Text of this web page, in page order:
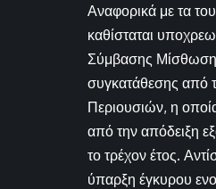
Αναφορικά με τα
καθίσταται
Σύμβασης
συγκατάθεσης από
Περιουσιών, η
από την απόδειξη
το τρέχον έτος.
ύπαρξη έγκυρου